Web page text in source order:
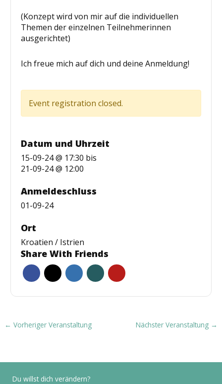
(Konzept wird von mir auf die individuellen
Themen der einzelnen Teilnehmerinnen
ausgerichtet)
Ich freue mich auf dich und deine Anmeldung!
Event registration closed.
Datum und Uhrzeit
15-09-24 @ 17:30 bis
21-09-24 @ 12:00
Anmeldeschluss
01-09-24
Ort
Kroatien / Istrien
Share With Friends
← Vorheriger Veranstaltung Nächster Veranstaltung →
Du willst dich verändern?